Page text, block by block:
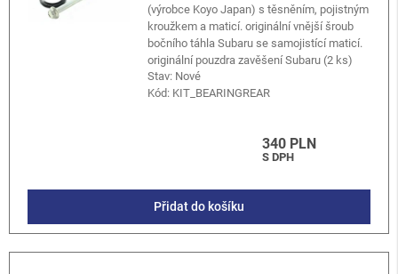
(výrobce Koyo Japan) s těsněním, pojistným
kroužkem a maticí. originální vnější šroub
bočního táhla Subaru se samojistící maticí.
originální pouzdra zavěšení Subaru (2 ks)
Stav: Nové
Kód: KIT_BEARINGREAR
340 PLN
S DPH
Přidat do košíku